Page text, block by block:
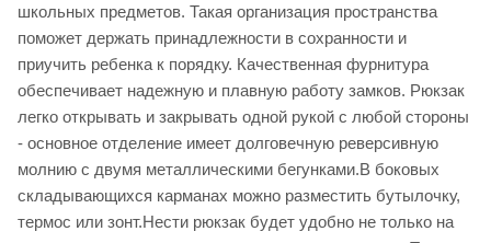
школьных предметов. Такая организация пространства
поможет держать принадлежности в сохранности и
приучить ребенка к порядку. Качественная фурнитура
обеспечивает надежную и плавную работу замков. Рюкзак
легко открывать и закрывать одной рукой с любой стороны
- основное отделение имеет долговечную реверсивную
молнию с двумя металлическими бегунками.В боковых
складывающихся карманах можно разместить бутылочку,
термос или зонт.Нести рюкзак будет удобно не только на